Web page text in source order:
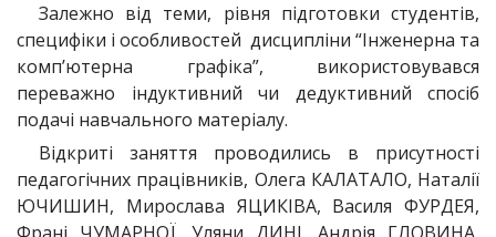
Залежно від теми, рівня підготовки студентів,
специфіки і особливостей дисципліни “Інженерна та
комп’ютерна графіка”, використовувався
переважно індуктивний чи дедуктивний спосіб
подачі навчального матеріалу.
Відкриті заняття проводились в присутності
педагогічних працівників, Олега КАЛАТАЛО, Наталії
ЮЧИШИН, Мирослава ЯЦИКІВА, Василя ФУРДЕЯ,